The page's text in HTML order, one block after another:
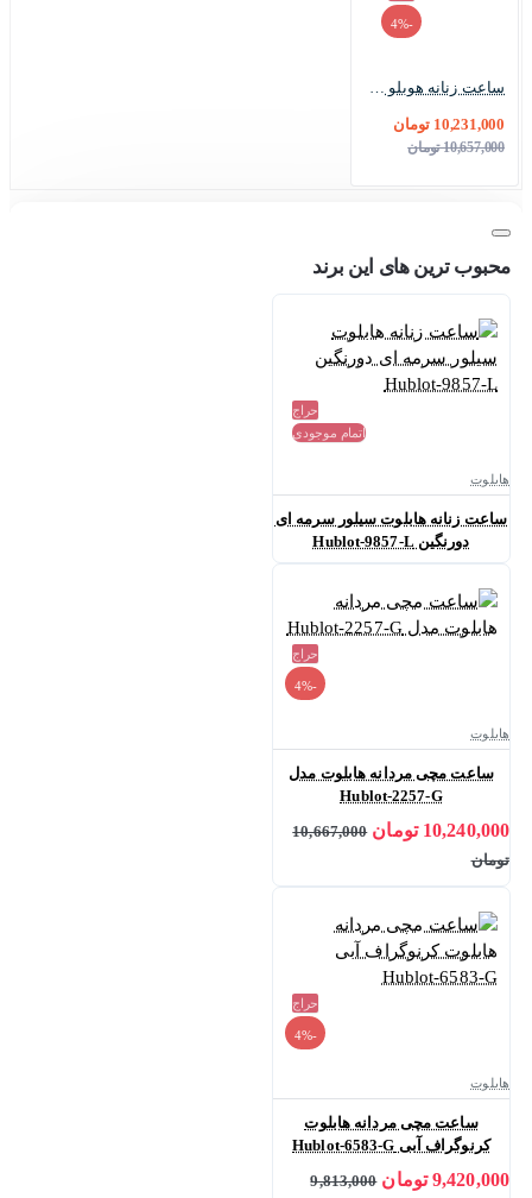
-4%
ساعت زنانه هوبلو سه موتوره طلایی صفحه سفید Hublot-7270-L
10,231,000 تومان
10,657,000 تومان
محبوب ترین های این برند
حراج
اتمام موجودی
هابلوت
ساعت زنانه هابلوت سیلور سرمه ای
دورنگین Hublot-9857-L
حراج
-4%
هابلوت
ساعت مچی مردانه هابلوت مدل
Hublot-2257-G
10,240,000 تومان
10,667,000
تومان
حراج
-4%
هابلوت
ساعت مچی مردانه هابلوت
کرنوگراف آبی Hublot-6583-G
9,420,000 تومان 9,813,000